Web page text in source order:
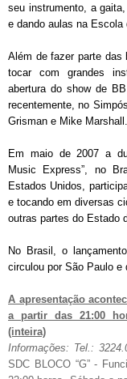
seu instrumento, a
e dando aulas na Escola
Além de fazer parte das
tocar com grandes
abertura do show de
recentemente, no
Grisman e Mike Marshall.
Em maio de 2007 a
Music Express”, no
Estados Unidos,
e tocando em diversas
outras partes do Estado
No Brasil, o
circulou por São Paulo e
A apresentação
a partir das 21:00
(inteira)
Informações: Tel.:
SDC BLOCO “G” -